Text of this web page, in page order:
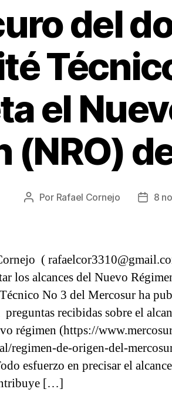
del
el
(NRO)
Autor
Por Rafael Cornejo
Fecha
8
(
los alcances del Nuevo
No 3 del Mercosur ha
recibidas sobre el
régimen (https://
regimen-de-origen-del-
esfuerzo en precisar el
[…]